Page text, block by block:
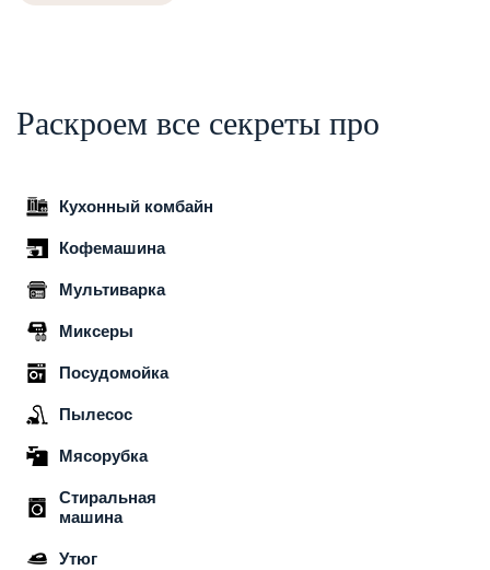
Раскроем все секреты про
Кухонный комбайн
Кофемашина
Мультиварка
Миксеры
Посудомойка
Пылесос
Мясорубка
Стиральная
машина
Утюг